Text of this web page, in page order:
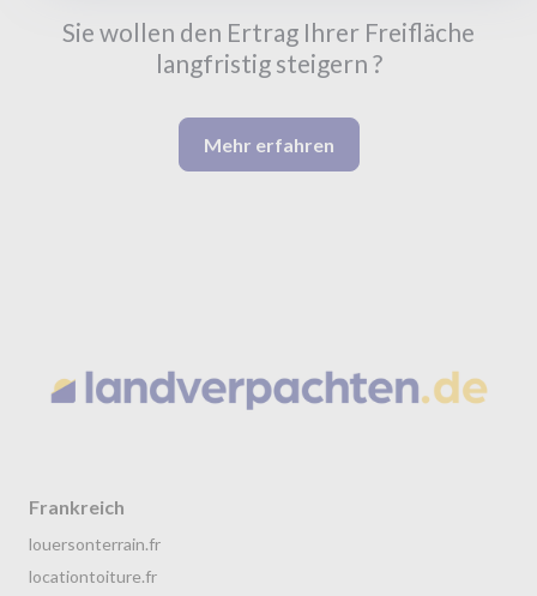
Sie wollen den Ertrag Ihrer Freifläche
langfristig steigern ?
Mehr erfahren
Frankreich
louersonterrain.fr
locationtoiture.fr